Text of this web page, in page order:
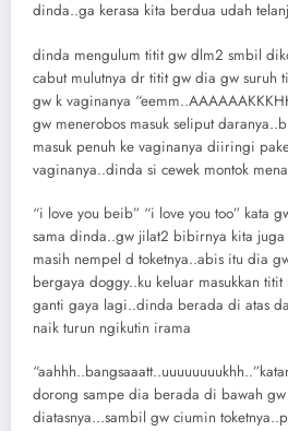
dinda..ga kerasa kita berdua udah
dinda mengulum titit gw dlm2 smbil
cabut mulutnya dr titit gw dia gw suruh
gw k vaginanya
gw menerobos masuk seliput
masuk penuh ke vaginanya diiringi
vaginanya..dinda si cewek montok
“i love you beib” “i love you too” kata
sama dinda..gw jilat2 bibirnya kita
masih nempel d toketnya..abis itu dia
bergaya doggy..ku keluar masukkan
ganti gaya lagi..dinda berada di atas
naik turun ngikutin irama
dorong sampe dia berada di bawah
diatasnya…sambil gw ciumin